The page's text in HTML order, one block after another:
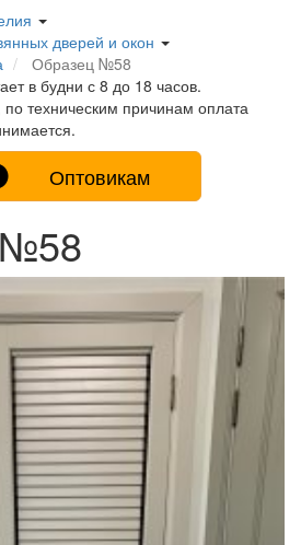
дверей и окон
Образец №58
в будни с 8 до 18 часов.
техническим причинам оплата
Оптовикам